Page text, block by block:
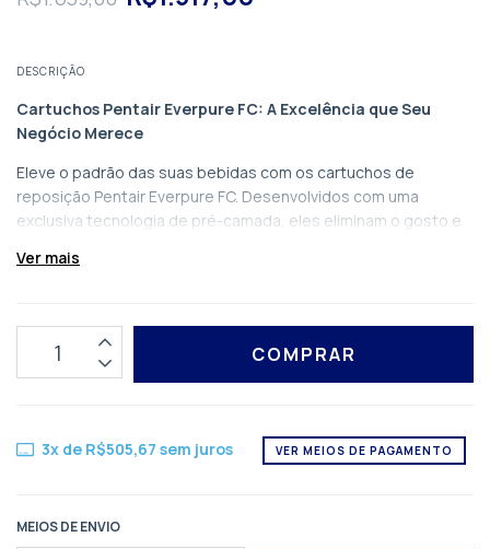
DESCRIÇÃO
Cartuchos Pentair Everpure FC: A Excelência que Seu
Negócio Merece
Eleve o padrão das suas bebidas com os cartuchos de
reposição Pentair Everpure FC. Desenvolvidos com uma
exclusiva tecnologia de pré-camada, eles eliminam o gosto e
seus clientes.
sua filtragem de alta precisão (0,2 mícrons) retém
sedimentos invisíveis, protegendo suas máquinas contra
falhas e reduzindo custos de manutenção.
* Alta Performance de Vazão:
Ver mais
3x de R$505,67 sem juros VER MEIOS DE PAGAMENTO
MEIOS DE ENVIO